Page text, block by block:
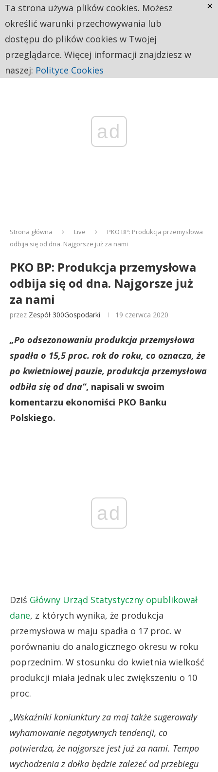
ad
Strona główna Live
PKO BP: Produkcja przemysłowa
odbija się od dna. Najgorsze już za nami
PKO BP: Produkcja przemysłowa
odbija się od dna. Najgorsze już
za nami
przez Zespół 300Gospodarki 19 czerwca 2020
„Po odsezonowaniu produkcja przemysłowa
spadła o 15,5 proc. rok do roku, co oznacza, że
po kwietniowej pauzie, produkcja przemysłowa
odbiła się od dna”, napisali w swoim
komentarzu ekonomiści PKO Banku
Polskiego.
ad
Dziś Główny Urząd Statystyczny opublikował
dane, z których wynika, że produkcja
przemysłowa w maju spadła o 17 proc. w
porównaniu do analogicznego okresu w roku
poprzednim. W stosunku do kwietnia wielkość
produkcji miała jednak ulec zwiększeniu o 10
proc.
„Wskaźniki koniunktury za maj także sugerowały
wyhamowanie negatywnych tendencji, co
potwierdza, że najgorsze jest już za nami. Tempo
wychodzenia z dołka będzie zależeć od przebiegu
Ta strona używa plików cookies. Możesz
określić warunki przechowywania lub
dostępu do plików cookies w Twojej
przeglądarce. Więcej informacji znajdziesz w
naszej: Polityce Cookies
×